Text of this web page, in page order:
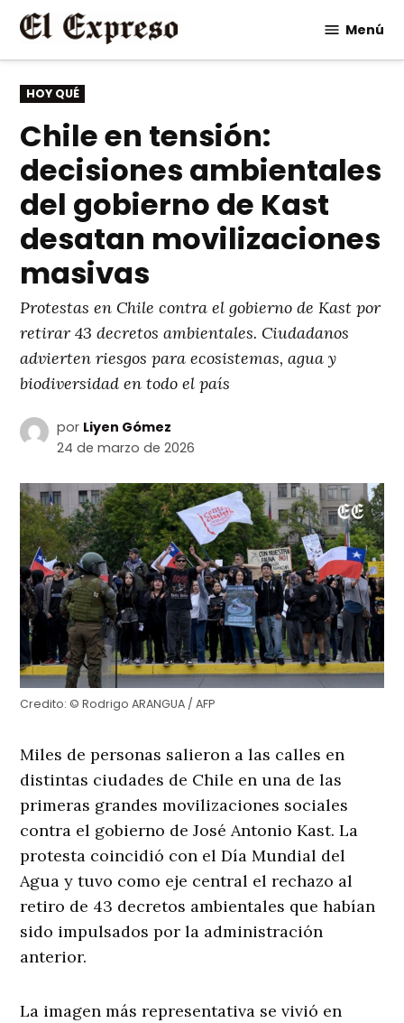
Saltar
contenido
Menú
PUBLICADO
EN
HOY QUÉ
Chile en tensión:
decisiones ambientales
del gobierno de Kast
desatan movilizaciones
masivas
Protestas en Chile contra el gobierno de Kast por
retirar 43 decretos ambientales. Ciudadanos
advierten riesgos para ecosistemas, agua y
biodiversidad en todo el país
por Liyen Gómez
24 de marzo de 2026
Credito: © Rodrigo ARANGUA / AFP
Miles de personas salieron a las calles en
distintas ciudades de Chile en una de las
primeras grandes movilizaciones sociales
contra el gobierno de José Antonio Kast. La
protesta coincidió con el Día Mundial del
Agua y tuvo como eje central el rechazo al
retiro de 43 decretos ambientales que habían
sido impulsados por la administración
anterior.
La imagen más representativa se vivió en